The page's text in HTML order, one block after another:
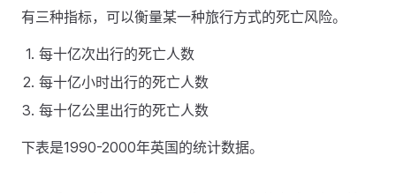
有三种指标，可以衡量某一种旅行方式的死亡风险。
每十亿次出行的死亡人数
每十亿小时出行的死亡人数
每十亿公里出行的死亡人数
下表是1990-2000年英国的统计数据。